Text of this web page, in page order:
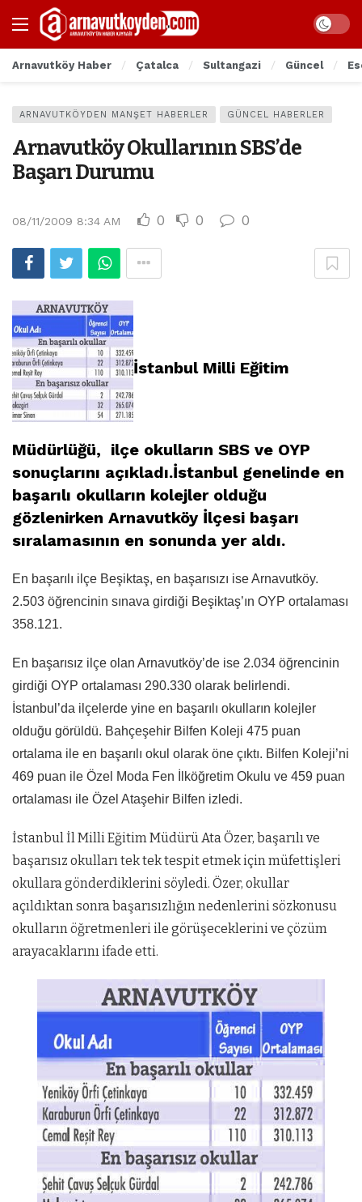
Arnavutköy Haber Çatalca Sultangazi Güncel
ARNAVUTKÖYDEN MANŞET HABERLER GÜNCEL HABERLER
Arnavutköy Okullarının SBS’de
Başarı Durumu
08/11/2009 8:34 AM 0 0 0
İstanbul Milli Eğitim
Müdürlüğü, ilçe okulların SBS ve OYP
sonuçlarını açıkladı.İstanbul genelinde en
başarılı okulların kolejler olduğu
gözlenirken Arnavutköy İlçesi başarı
sıralamasının en sonunda yer aldı.
En başarılı ilçe Beşiktaş, en başarısızı ise Arnavutköy.
2.503 öğrencinin sınava girdiği Beşiktaş’ın OYP ortalaması
358.121.
En başarısız ilçe olan Arnavutköy’de ise 2.034 öğrencinin
girdiği OYP ortalaması 290.330 olarak belirlendi.
İstanbul’da ilçelerde yine en başarılı okulların kolejler
olduğu görüldü. Bahçeşehir Bilfen Koleji 475 puan
ortalama ile en başarılı okul olarak öne çıktı. Bilfen Koleji’ni
469 puan ile Özel Moda Fen İlköğretim Okulu ve 459 puan
ortalaması ile Özel Ataşehir Bilfen izledi.
İstanbul İl Milli Eğitim Müdürü Ata Özer, başarılı ve
başarısız okulları tek tek tespit etmek için müfettişleri
okullara gönderdiklerini söyledi. Özer, okullar
açıldıktan sonra başarısızlığın nedenlerini sözkonusu
okulların öğretmenleri ile görüşeceklerini ve çözüm
arayacaklarını ifade etti.